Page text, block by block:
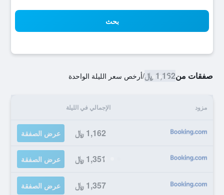
بحث
صفقات من1,162 ﷼ /أرخص سعر الليلة الواحدة
مزود الإجمالي في الليلة
1,162 ﷼ عرض الصفقة
1,351 ﷼ عرض الصفقة
1,357 ﷼ عرض الصفقة